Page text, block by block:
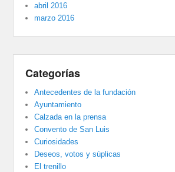
abril 2016
marzo 2016
Categorías
Antecedentes de la fundación
Ayuntamiento
Calzada en la prensa
Convento de San Luis
Curiosidades
Deseos, votos y súplicas
El trenillo